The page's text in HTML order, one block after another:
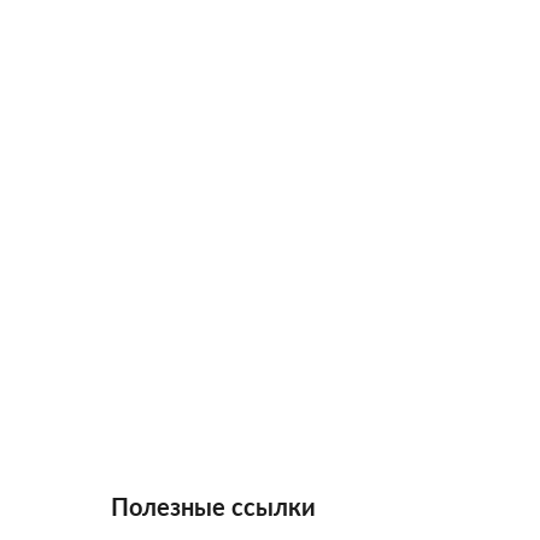
Полезные ссылки